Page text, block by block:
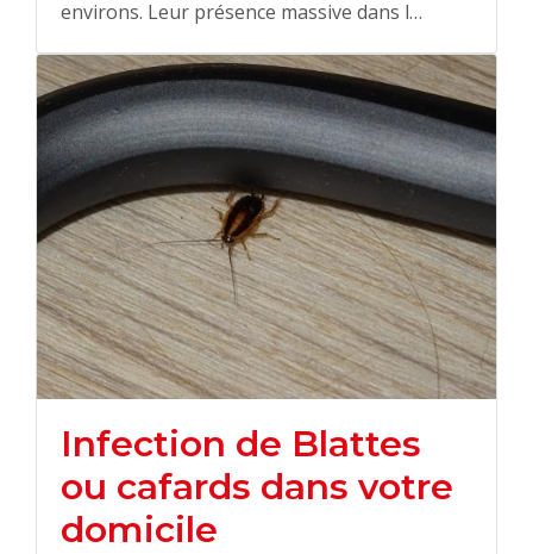
environs. Leur présence massive dans l…
Infection de Blattes
ou cafards dans votre
domicile